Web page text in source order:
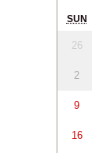
SUN
26
2
9
16